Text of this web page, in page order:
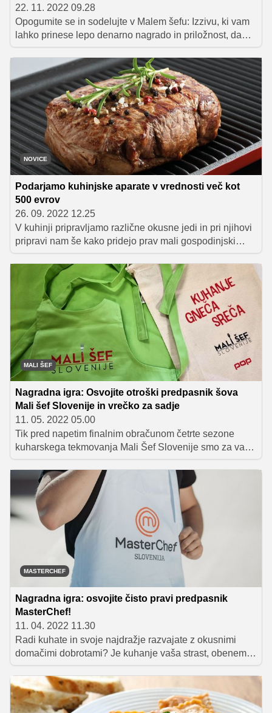
22. 11. 2022 09.28
Opogumite se in sodelujte v Malem šefu: Izzivu, ki vam
lahko prinese lepo denarno nagrado in priložnost, da
sodelujete v Malem šefu Slovenije, še prej pa izpolnite
našo nagradno igro in se potegujte za barvit predpasnik.
NOVICE
Podarjamo kuhinjske aparate v vrednosti več kot
500 evrov
26. 09. 2022 12.25
V kuhinji pripravljamo različne okusne jedi in pri njihovi
pripravi nam še kako pridejo prav mali gospodinjski
aparati. Ti nam prihranijo čas in pričarajo prijetnejše
kuhanje. V nadaljevanju preberite, kateri so
nepogrešljivi aparati v vsaki kuhinji, nato pa hitro
izpolnite prijavnico, saj bo nov kuhinjski pomočnik z
malo sreče lahko vaš.
MALI ŠEF
Nagradna igra: Osvojite otroški predpasnik šova
Mali šef Slovenije in vrečko za sadje
11. 05. 2022 05.00
Tik pred napetim finalnim obračunom četrte sezone
kuharskega tekmovanja Mali Šef Slovenije smo za vas
pripravili posebno nagradno igro, v kateri lahko osvojite
otroški kuharski predpasnik in vrečko za sadje z
logotipom šova.
MASTERCHEF
Nagradna igra: osvojite čisto pravi predpasnik
MasterChef!
11. 04. 2022 11.30
Radi kuhate in svoje najdražje razvajate z okusnimi
domačimi dobrotami? Je kuhanje vaša strast, obenem
pa tudi z veseljem preizkušate nove recepte in
izpopolnjujete svoje kuharsko znanje? Potem zagotovo
potrebujete predpasnik za prave MasterChefe! Z malce
sreče in truda ga lahko osvojite v naši nagradni igri.